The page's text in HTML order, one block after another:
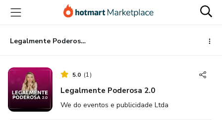
para
conteúdo
principal
para
pagamento
para
rodapé
Legalmente Poderosa 2.0
5.0 (1)
Legalmente Poderosa 2.0
We do eventos e publicidade Ltda